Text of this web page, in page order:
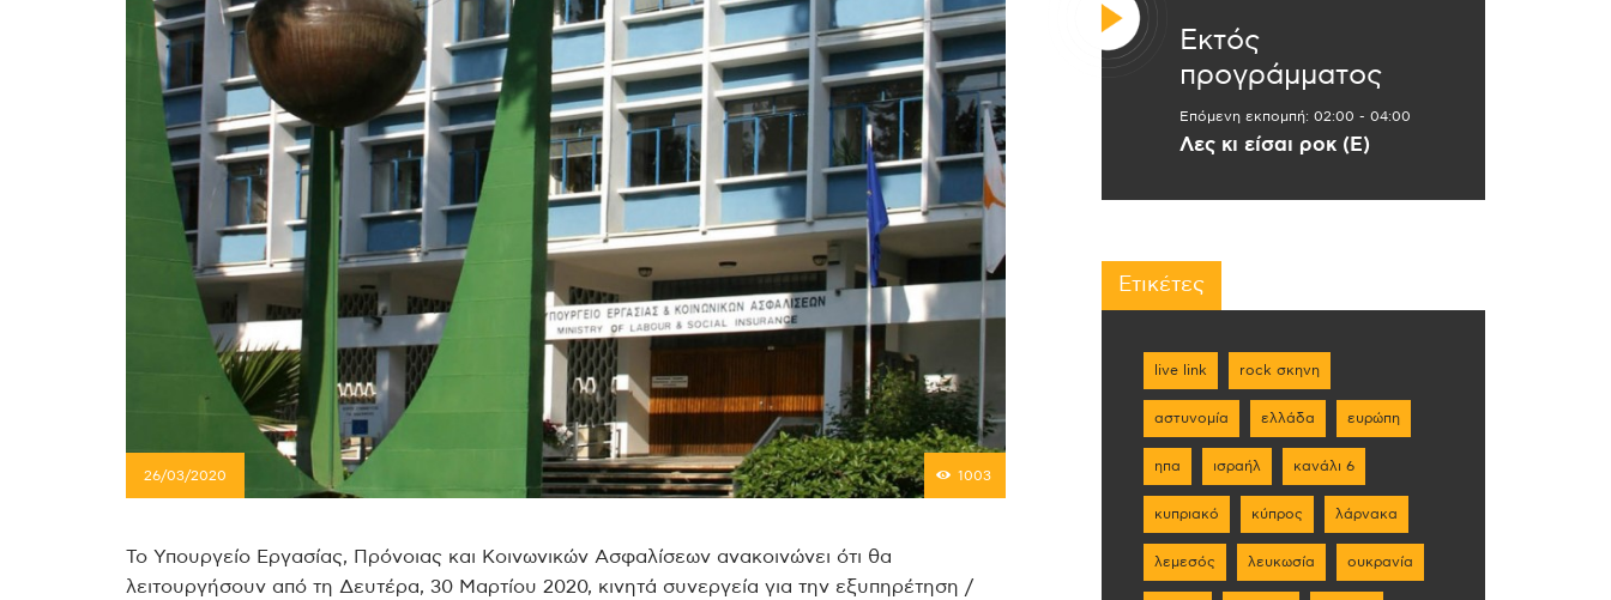
26/03/2020 1003
Το Υπουργείο Εργασίας, Πρόνοιας και Κοινωνικών Ασφαλίσεων ανακοινώνει ότι θα
λειτουργήσουν από τη Δευτέρα, 30 Μαρτίου 2020, κινητά συνεργεία για την εξυπηρέτηση /
Εκτός
προγράμματος
Επόμενη εκπομπή: 02:00 - 04:00
Λες κι είσαι ροκ (Ε)
Ετικέτες
live link rock σκηνη
αστυνομία ελλάδα ευρώπη
ηπα ισραήλ κανάλι 6
κυπριακό κύπρος λάρνακα
λεμεσός λευκωσία ουκρανία